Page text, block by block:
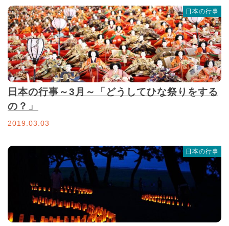
日本の行事
日本の行事～3月～「どうしてひな祭りをする
の？」
2019.03.03
日本の行事